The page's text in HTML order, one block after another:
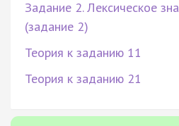
Задание 2. Лексическое
(задание 2)
Теория к заданию 11
Теория к заданию 21